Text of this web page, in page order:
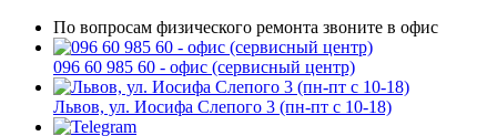
По вопросам физического ремонта звоните в офис
096 60 985 60 - офис (сервисный центр)
Львов, ул. Иосифа Слепого 3 (пн-пт с 10-18)